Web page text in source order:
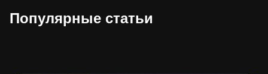
Популярные статьи